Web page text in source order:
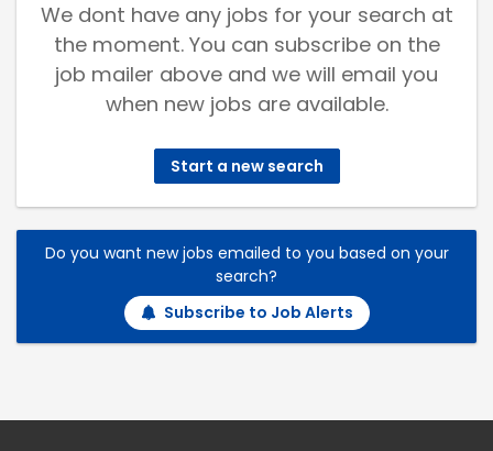
We dont have any jobs for your search at
the moment. You can subscribe on the
job mailer above and we will email you
when new jobs are available.
Start a new search
Do you want new jobs emailed to you based on your
search?
Subscribe to Job Alerts